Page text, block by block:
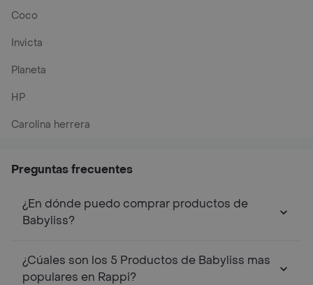
Coco
Invicta
Planeta
HP
Carolina herrera
Preguntas frecuentes
¿En dónde puedo comprar productos de
Babyliss?
¿Cúales son los 5 Productos de Babyliss mas
populares en Rappi?